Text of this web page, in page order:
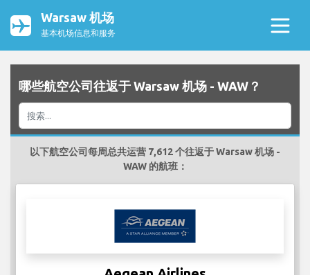
Warsaw 机场
基本机场信息和服务
哪些航空公司往返于 Warsaw 机场 - WAW？
以下航空公司每周总共运营 7,612 个往返于 Warsaw 机场 -
WAW 的航班：